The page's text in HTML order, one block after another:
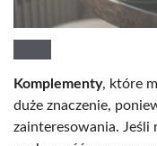
Komplementy, które
duże znaczenie,
zainteresowania. Jeśli